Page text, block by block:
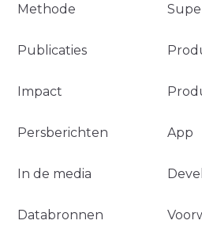
Methode
Publicaties
Impact
Persberichten
In de media
Databronnen
App